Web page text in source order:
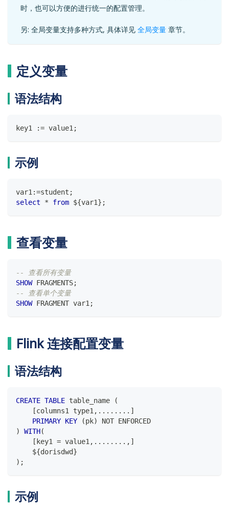
时，也可以方便的进行统一的配置管理。
另: 全局变量支持多种方式, 具体详见 全局变量 章节。
定义变量
语法结构
key1 := value1 ;
示例
var1:=student ;
select
* from ${var1} ;
查看变量
-- 查看所有变量
SHOW FRAGMENTS;
-- 查看单个变量
SHOW FRAGMENT var1 ;
Flink 连接配置变量
语法结构
CREATE TABLE table_name
(
[columns1 type1 , . . . . . . . . ]
PRIMARY KEY (pk) NOT ENFORCED
)
WITH(
[ key1 = value1 , . . . . . . . . , ]
    ${dorisdwd}
) ;
示例